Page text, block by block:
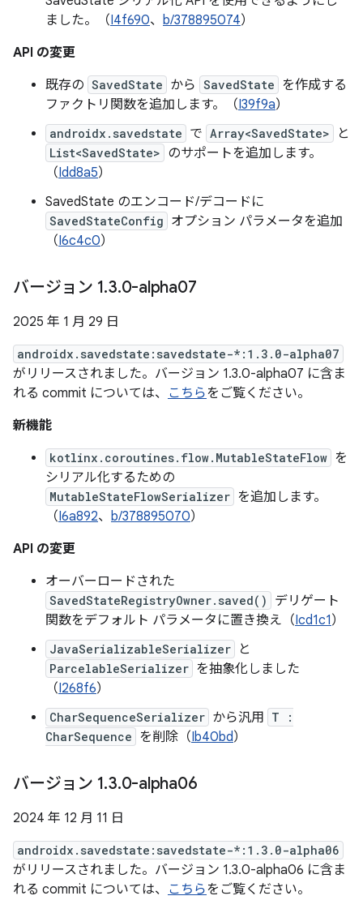
ました。（I4f690、 b/378895074）
API の変更
既存の SavedState から SavedState を作成する
ファクトリ関数を追加します。（I39f9a）
androidx.savedstate で Array<SavedState> と
List<SavedState> のサポートを追加します。
（Idd8a5）
SavedState のエンコード/デコードに
SavedStateConfig オプション パラメータを追加
（I6c4c0）
バージョン 1.3.0-alpha07
2025 年 1 月 29 日
androidx.savedstate:savedstate-*:1.3.0-alpha07
がリリースされました。バージョン 1.3.0-alpha07 に含ま
れる commit については、 こちらをご覧ください。
新機能
kotlinx.coroutines.flow.MutableStateFlow を
シリアル化するための
MutableStateFlowSerializer を追加します。
（I6a892、 b/378895070）
API の変更
オーバーロードされた
SavedStateRegistryOwner.saved()
デリゲート
関数をデフォルト パラメータに置き換え（Icd1c1）
JavaSerializableSerializer と
ParcelableSerializer を抽象化しました
（I268f6）
CharSequenceSerializer から汎用 T :
CharSequence を削除（Ib40bd）
バージョン 1.3.0-alpha06
2024 年 12 月 11 日
androidx.savedstate:savedstate-*:1.3.0-alpha06
がリリースされました。バージョン 1.3.0-alpha06 に含ま
れる commit については、 こちらをご覧ください。